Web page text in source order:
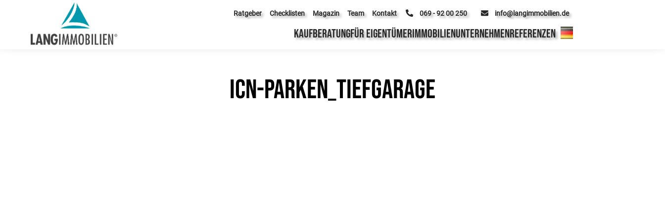
Ratgeber Checklisten Magazin Team Kontakt 069 - 92 00 250 info@langimmobilien.de
KAUFBERATUNGFÜR EIGENTÜMERIMMOBILIENUNTERNEHMENREFERENZEN
icn-parken_tiefgarage